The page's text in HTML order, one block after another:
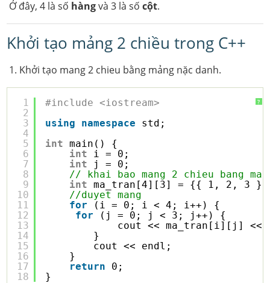
Ở đây, 4 là số hàngvà 3 là số cột.
Khởi tạo mảng 2 chiều trong C++
1. Khởi tạo mang 2 chieu bằng mảng nặc danh.
?
1
2
3
4
5
6
7
8
9
10
11
12
13
14
15
16
17
18
#include <iostream>
using
namespace
std;
int
main() {
int
i = 0;
int
j = 0;
// khai bao mang 2 chieu bang
int
ma_tran[4][3] = {{ 1, 2, 3
//duyet mang
for
(i = 0; i < 4; i++) {
for
(j = 0; j < 3; j++) {
cout << ma_tran[i][j] <<
}
cout << endl;
}
return
0;
}